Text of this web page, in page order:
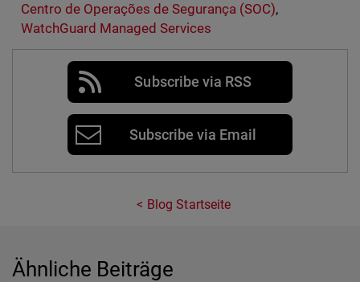
Centro de Operações de Segurança (SOC),
WatchGuard Managed Services
Subscribe via RSS
Subscribe via Email
Blog Startseite
Ähnliche Beiträge